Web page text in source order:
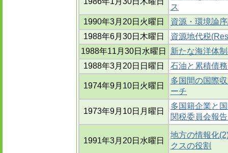
ス
1990年3月20日火曜日
資源・環境論
1988年6月30日木曜日
資源地代税
1988年11月30日水曜日
新たな海洋体
1988年3月20日日曜日
石油と累積債
1974年9月10日火曜日
多国間の国際
ーチ
1973年9月10日月曜日
多国籍企業と
関税委員会報
1991年3月20日水曜日
地方の情報化
クスの役割